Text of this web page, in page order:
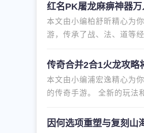
红名PK屠龙麻痹神器
本文由小编柏舒昕精心为
游，传承了战、法、道等
传奇合并2合1火龙攻略
本文由小编浦宏逸精心为
的传奇手游。 全新的玩法
因何选项重塑与复刻山